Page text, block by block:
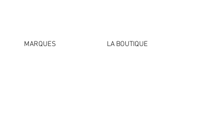
MARQUES LA BOUTIQUE